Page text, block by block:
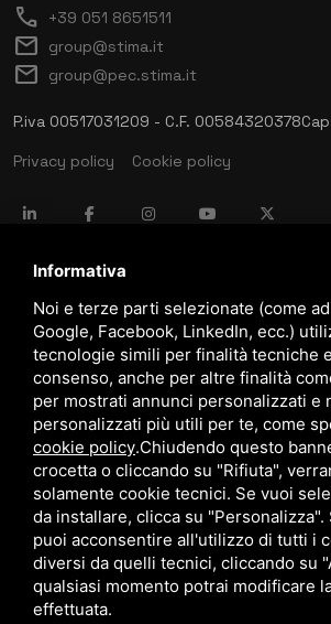
call +39 051 8651511
mail group@stima.it
mail group@pec.stima.it
P.iva 00517031209 - C.F. 00584320378
Privacy policy
Cookie policy
language ITALIANO
download Catalogo Stima
download Politica qualità e sicurezza
Questo sito è protetto da Google
Terms of Service
Informativa
Noi e terze parti selezionate (come
Google, Facebook, LinkedIn, ecc.)
tecnologie simili per finalità tecniche
consenso, anche per altre finalità
per mostrati annunci personalizzati e
personalizzati più utili per te, come
cookie policy.Chiudendo questo
crocetta o cliccando su "Rifiuta",
solamente cookie tecnici. Se vuoi
da installare, clicca su
puoi acconsentire all'utilizzo di tutti i
diversi da quelli tecnici, cliccando su
qualsiasi momento potrai modificare
effettuata.